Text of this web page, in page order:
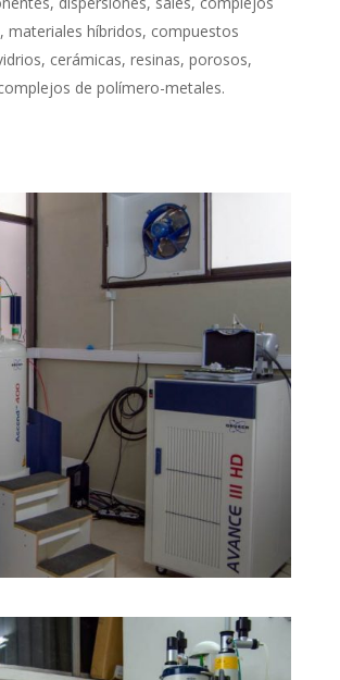
materiales híbridos, compuestos
cerámicas, resinas, porosos,
de polímero-metales.